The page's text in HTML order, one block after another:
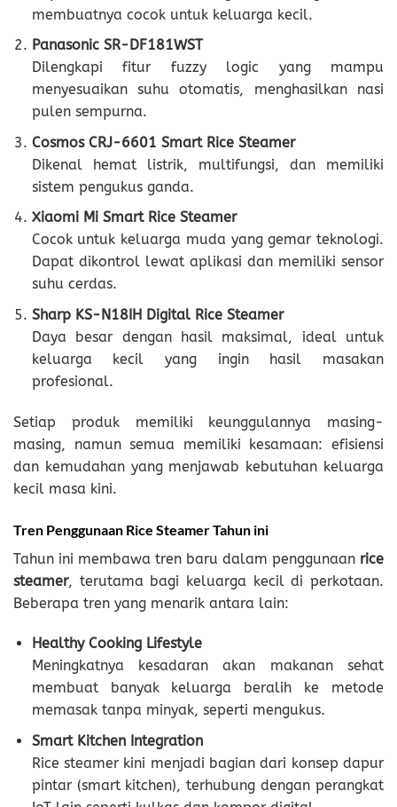
membuatnya cocok untuk keluarga kecil.
Panasonic SR-DF181WST
Dilengkapi fitur fuzzy logic yang mampu
menyesuaikan suhu otomatis, menghasilkan nasi
pulen sempurna.
Cosmos CRJ-6601 Smart Rice Steamer
Dikenal hemat listrik, multifungsi, dan memiliki
sistem pengukus ganda.
Xiaomi Mi Smart Rice Steamer
Cocok untuk keluarga muda yang gemar teknologi.
Dapat dikontrol lewat aplikasi dan memiliki sensor
suhu cerdas.
Sharp KS-N18IH Digital Rice Steamer
Daya besar dengan hasil maksimal, ideal untuk
keluarga kecil yang ingin hasil masakan
profesional.
Setiap produk memiliki keunggulannya masing-
masing, namun semua memiliki kesamaan: efisiensi
dan kemudahan yang menjawab kebutuhan keluarga
kecil masa kini.
Tren Penggunaan Rice Steamer Tahun ini
Tahun ini membawa tren baru dalam penggunaan rice
steamer, terutama bagi keluarga kecil di perkotaan.
Beberapa tren yang menarik antara lain:
Healthy Cooking Lifestyle
Meningkatnya kesadaran akan makanan sehat
membuat banyak keluarga beralih ke metode
memasak tanpa minyak, seperti mengukus.
Smart Kitchen Integration
Rice steamer kini menjadi bagian dari konsep dapur
pintar (smart kitchen), terhubung dengan perangkat